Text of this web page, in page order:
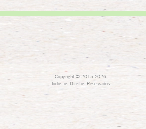
Copyright © 2015-2026,
Todos os Direitos Reservados.